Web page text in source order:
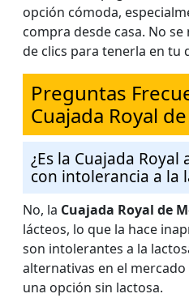
opción cómoda,
compra desde casa. No
de clics para tenerla en tu
Preguntas
Cuajada Royal
¿Es la Cuajada
con intolerancia a la
No, la Cuajada Royal de
lácteos, lo que la hace
son intolerantes a la
alternativas en el
una opción sin lactosa.